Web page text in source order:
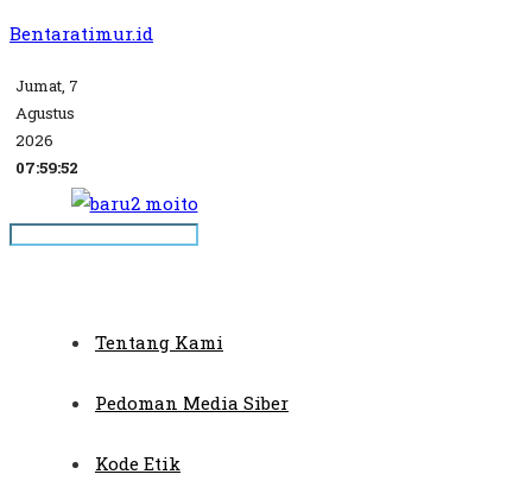
Bentaratimur.id
Jumat, 7
Agustus
2026
07:59:52
Tentang Kami
Pedoman Media Siber
Kode Etik